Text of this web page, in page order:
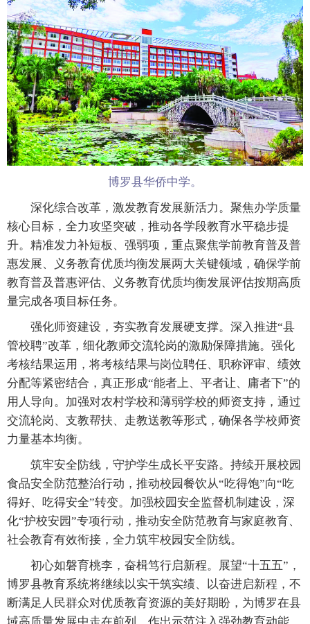
博罗县华侨中学。
深化综合改革，激发教育发展新活力。聚焦办学质量
核心目标，全力攻坚突破，推动各学段教育水平稳步提
升。精准发力补短板、强弱项，重点聚焦学前教育普及普
惠发展、义务教育优质均衡发展两大关键领域，确保学前
教育普及普惠评估、义务教育优质均衡发展评估按期高质
量完成各项目标任务。
强化师资建设，夯实教育发展硬支撑。深入推进“县
管校聘”改革，细化教师交流轮岗的激励保障措施。强化
考核结果运用，将考核结果与岗位聘任、职称评审、绩效
分配等紧密结合，真正形成“能者上、平者让、庸者下”的
用人导向。加强对农村学校和薄弱学校的师资支持，通过
交流轮岗、支教帮扶、走教送教等形式，确保各学校师资
力量基本均衡。
筑牢安全防线，守护学生成长平安路。持续开展校园
食品安全防范整治行动，推动校园餐饮从“吃得饱”向“吃
得好、吃得安全”转变。加强校园安全监督机制建设，深
化“护校安园”专项行动，推动安全防范教育与家庭教育、
社会教育有效衔接，全力筑牢校园安全防线。
初心如磐育桃李，奋楫笃行启新程。展望“十五五”，
博罗县教育系统将继续以实干筑实绩、以奋进启新程，不
断满足人民群众对优质教育资源的美好期盼，为博罗在县